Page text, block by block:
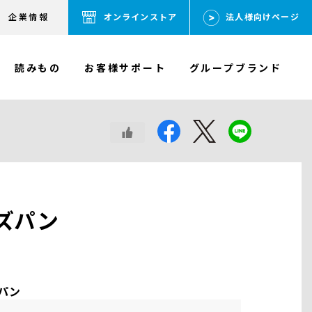
企業情報 オンラインストア 法人様向けページ
読みもの お客様サポート グループブランド
パン
ン